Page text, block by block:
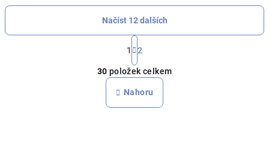
O
v
l
á
Načíst 12 dalších
S
t
r
á
n
k
o
1 2
30 položek celkem
Nahoru